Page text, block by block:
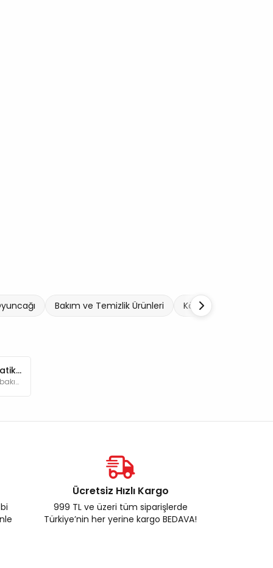
Bakım ve Temizlik Ürünleri Köpek Tasmaları ve
Evde Köpek Bakımı: Pratik İpuçları ve Gündelik Rutinler
Bu yazımızda evde köpek bakımıyla ilgili bilmeniz gerekenleri ve oluşturmanız gereken rutinleri adım adım ele alacağız.
Ücretsiz Hızlı Kargo
999 TL ve üzeri tüm siparişlerde
Türkiye’nin her yerine kargo BEDAVA!